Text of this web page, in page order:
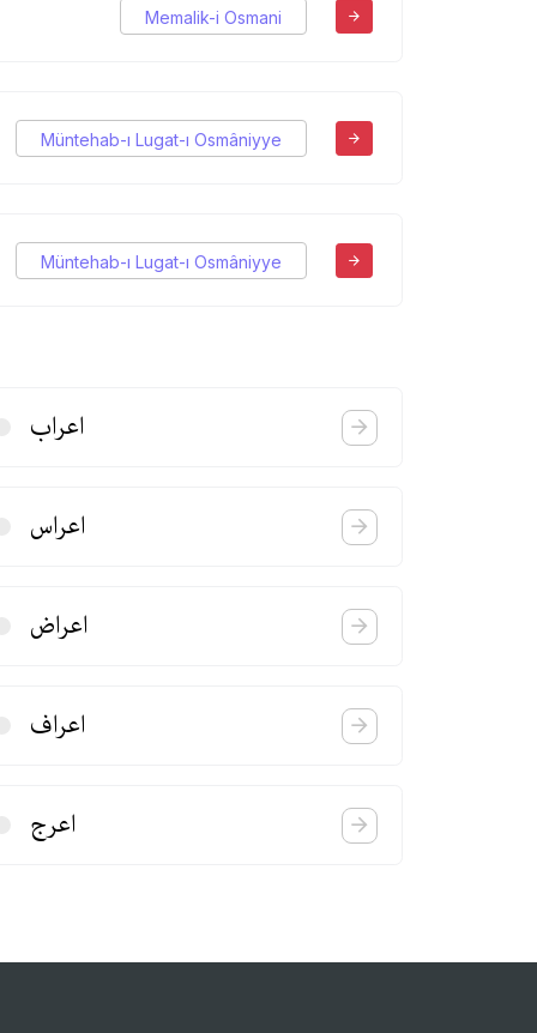
Memalik-i Osmani
Müntehab-ı Lugat-ı Osmâniyye
Müntehab-ı Lugat-ı Osmâniyye
اعراب
اعراس
اعراض
اعراف
اعرج